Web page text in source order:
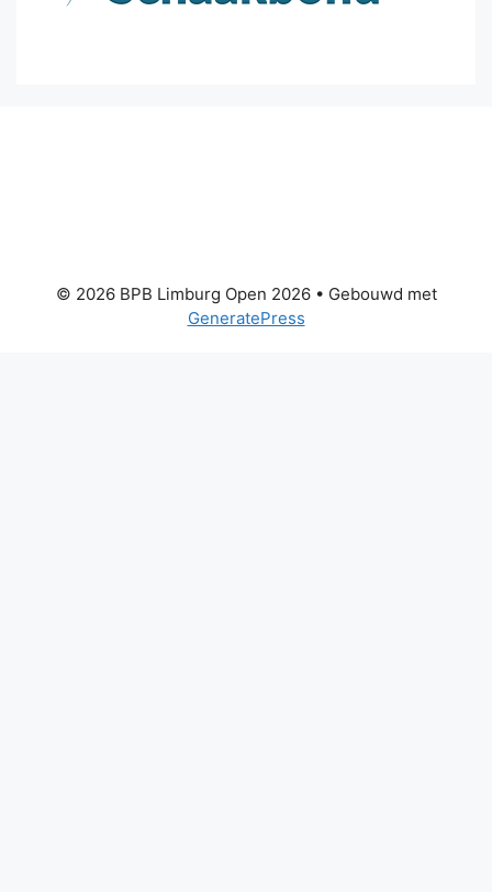
© 2026 BPB Limburg Open 2026• Gebouwd met
GeneratePress